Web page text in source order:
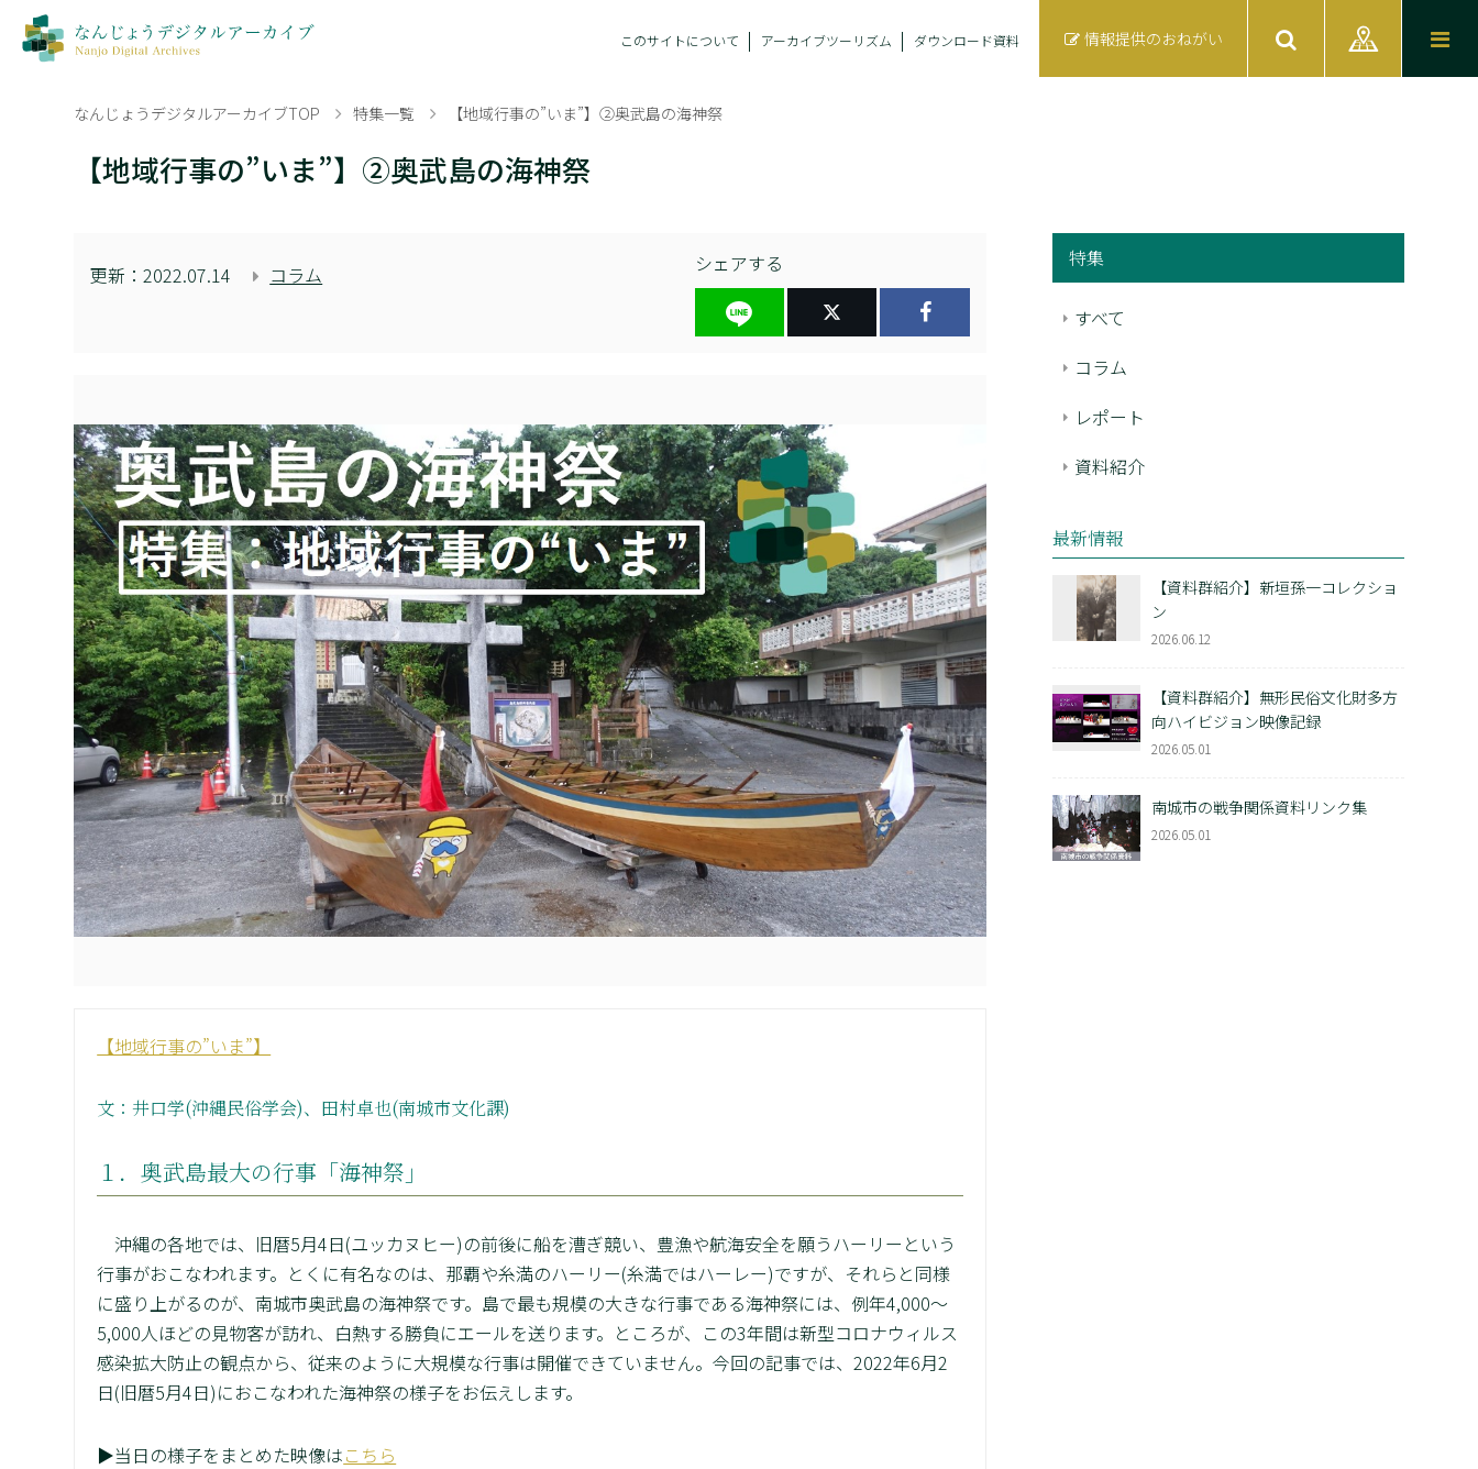
このサイトについて アーカイブツーリズム ダウンロード資料 情報提供のおねがい
なんじょうデジタルアーカイブTOP 特集一覧 【地域行事の”いま”】②奥武島の海神祭
【地域行事の”いま”】②奥武島の海神祭
更新：2022.07.14 コラム シェアする
【地域行事の”いま”】
文：井口学(沖縄民俗学会)、田村卓也(南城市文化課)
１．奥武島最大の行事「海神祭」
沖縄の各地では、旧暦5月4日(ユッカヌヒー)の前後に船を漕ぎ競い、豊漁や航海安全を願うハーリーという
行事がおこなわれます。とくに有名なのは、那覇や糸満のハーリー(糸満ではハーレー)ですが、それらと同様
に盛り上がるのが、南城市奥武島の海神祭です。島で最も規模の大きな行事である海神祭には、例年4,000～
5,000人ほどの見物客が訪れ、白熱する勝負にエールを送ります。ところが、この3年間は新型コロナウィルス
感染拡大防止の観点から、従来のように大規模な行事は開催できていません。今回の記事では、2022年6月2
日(旧暦5月4日)におこなわれた海神祭の様子をお伝えします。
▶当日の様子をまとめた映像はこちら
特集
すべて
コラム
レポート
資料紹介
最新情報
【資料群紹介】新垣孫一コレクショ
ン
2026.06.12
【資料群紹介】無形民俗文化財多方
向ハイビジョン映像記録
2026.05.01
南城市の戦争関係資料リンク集
2026.05.01